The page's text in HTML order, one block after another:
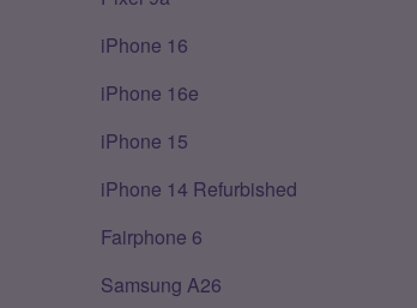
iPhone 16
iPhone 16e
iPhone 15
iPhone 14 Refurbished
Fairphone 6
Samsung A26